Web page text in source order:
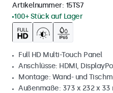
Artikelnummer: 15TS7
100+ Stück auf Lager
Full HD Multi-Touch Panel
Anschlüsse: HDMI,
Montage: Wand- und
Außenmaße: 373 x 232 x 33